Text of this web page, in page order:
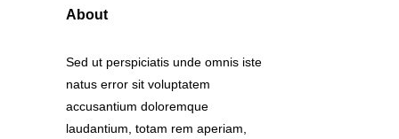
About
Sed ut perspiciatis unde omnis iste
natus error sit voluptatem
accusantium doloremque
laudantium, totam rem aperiam,